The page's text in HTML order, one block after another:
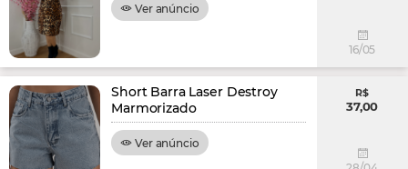
Ver anúncio
16/05
Short Barra Laser Destroy
Marmorizado
Ver anúncio
R$
37,00